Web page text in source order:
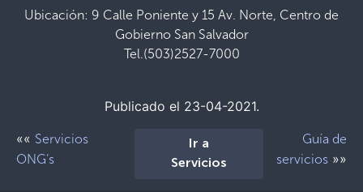
Ubicación: 9 Calle Poniente y 15 Av. Norte, Centro de
Gobierno San Salvador
Tel.(503)2527-7000
Publicado el 23-04-2021.
«« Servicios
ONG’s
Ir a
Servicios
Guía de
servicios»»